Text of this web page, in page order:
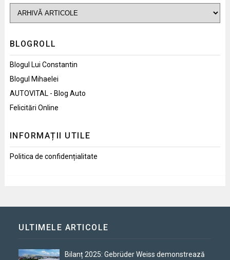
BLOGROLL
Blogul Lui Constantin
Blogul Mihaelei
AUTOVITAL - Blog Auto
Felicitări Online
INFORMAȚII UTILE
Politica de confidențialitate
ULTIMELE ARTICOLE
Bilanț 2025: Gebrüder Weiss demonstrează